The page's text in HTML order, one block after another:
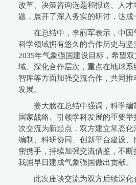
改革、决策咨询选题和报送、人才
题，展开了深入务实的研讨，达成
在总结中，李丽军表示，中
科学领域拥有悠久的合作历史与坚
2035年气象强国建设目标，希望
域、深化合作层次，重点在地球
智库等方面加强交流合作，共同
发展。
姜大膀在总结中强调，科学编
国家战略、引领学科发展的重要
次交流为新起点，双方建立常态化
编制、科研协同、创新平台建设
密携手，持续加强交流借鉴，不
我国早日建成气象强国做出贡献。
此次座谈交流为双方后续深化